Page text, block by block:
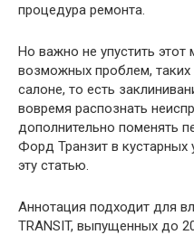
процедура ремонта.
Но важно не упустить
возможных проблем,
салоне, то есть
вовремя распознать
дополнительно поменять
Форд Транзит в кустарных
эту статью.
Аннотация подходит для
TRANSIT, выпущенных до